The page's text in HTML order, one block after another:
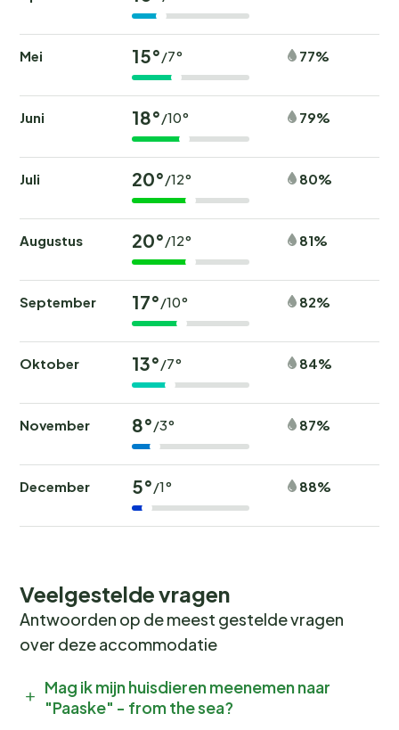
Mei 15°/7° 77%
Juni 18°/10° 79%
Juli 20°/12° 80%
Augustus 20°/12° 81%
September 17°/10° 82%
Oktober 13°/7° 84%
November 8°/3° 87%
December 5°/1° 88%
Veelgestelde vragen
Antwoorden op de meest gestelde vragen
over deze accommodatie
Mag ik mijn huisdieren meenemen naar
"Paaske" - from the sea?